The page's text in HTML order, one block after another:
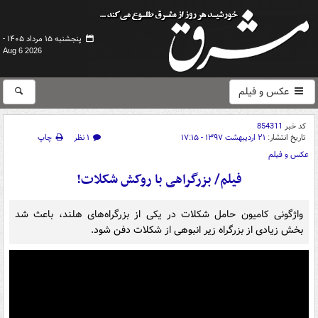
پنجشنبه ۱۵ مرداد ۱۴۰۵ -
Aug 6 2026
عکس و فیلم
کد خبر 854311
تاریخ انتشار: ۲۱ اردیبهشت ۱۳۹۷ - ۱۷:۱۵ ۱ نظر
چاپ
عکس و فیلم
فیلم/ بزرگراهی با روکش شکلات!
واژگونی کامیون حامل شکلات در یکی از بزرگراه‌های هلند، باعث شد
بخش زیادی از بزرگراه زیر انبوهی از شکلات دفن شود.